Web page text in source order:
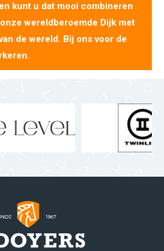
kunt u dat mooi combineren
wereldberoemde Dijk met
de wereld. Bij ons voor de